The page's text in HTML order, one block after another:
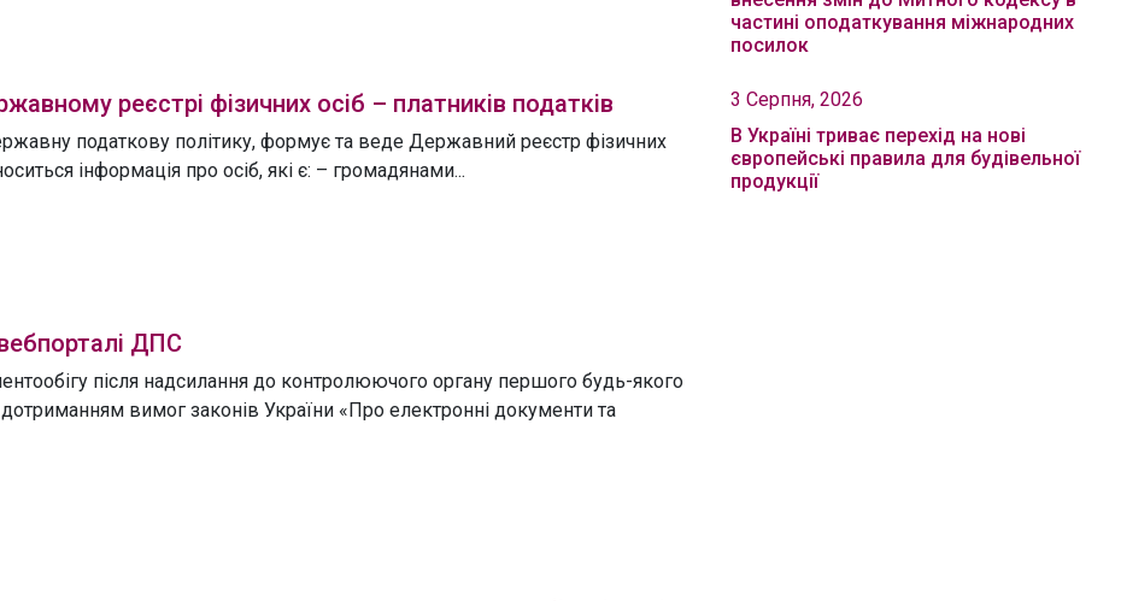
реєстрі фізичних осіб – платників податків
податкову політику, формує та веде Державний реєстр фізичних
інформація про осіб, які є: – громадянами...
ДПС
після надсилання до контролюючого органу першого будь-якого
вимог законів України «Про електронні документи та
частині оподаткування міжнародних
посилок
3 Серпня, 2026
В Україні триває перехід на нові
європейські правила для будівельної
продукції